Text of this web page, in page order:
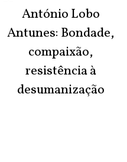
António Lobo
Antunes: Bondade,
compaixão,
resistência à
desumanização